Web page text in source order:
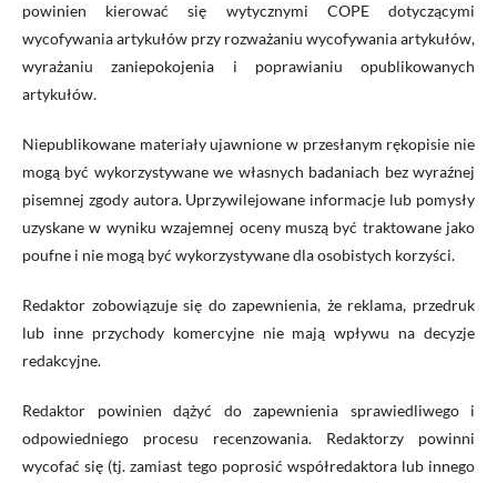
powinien kierować się wytycznymi COPE dotyczącymi
wycofywania artykułów przy rozważaniu wycofywania artykułów,
wyrażaniu zaniepokojenia i poprawianiu opublikowanych
artykułów.
Niepublikowane materiały ujawnione w przesłanym rękopisie nie
mogą być wykorzystywane we własnych badaniach bez wyraźnej
pisemnej zgody autora. Uprzywilejowane informacje lub pomysły
uzyskane w wyniku wzajemnej oceny muszą być traktowane jako
poufne i nie mogą być wykorzystywane dla osobistych korzyści.
Redaktor zobowiązuje się do zapewnienia, że ​​reklama, przedruk
lub inne przychody komercyjne nie mają wpływu na decyzje
redakcyjne.
Redaktor powinien dążyć do zapewnienia sprawiedliwego i
odpowiedniego procesu recenzowania. Redaktorzy powinni
wycofać się (tj. zamiast tego poprosić współredaktora lub innego